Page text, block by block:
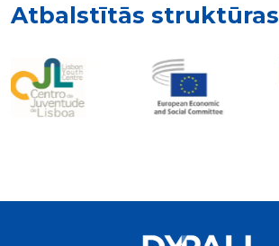
Atbalstītās struktūras